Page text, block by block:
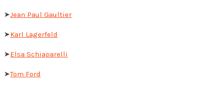
➤Jean Paul Gaultier
➤Karl Lagerfeld
➤Elsa Schiaparelli
➤Tom Ford